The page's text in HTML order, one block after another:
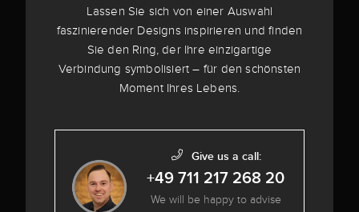
Lassen Sie sich von einer Auswahl
faszinierender Designs inspirieren und finden
Sie den Ring, der Ihre einzigartige
Verbindung symbolisiert – für den schönsten
Moment Ihres Lebens.
Give us a call:
+49 711 217 268 20
We will be happy to advise